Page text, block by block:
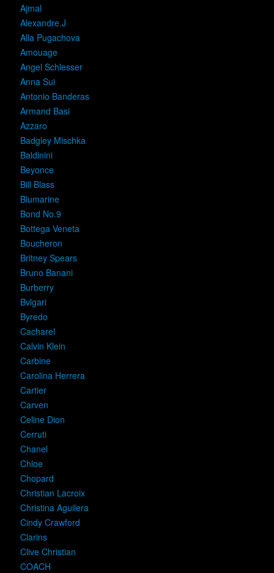
Ajmal
Alexandre.J
Alla Pugachova
Amouage
Angel Schlesser
Anna Sui
Antonio Banderas
Armand Basi
Azzaro
Badgley Mischka
Baldinini
Beyonce
Bill Blass
Blumarine
Bond No.9
Bottega Veneta
Boucheron
Britney Spears
Bruno Banani
Burberry
Bvlgari
Byredo
Cacharel
Calvin Klein
Carbine
Carolina Herrera
Cartier
Carven
Celine Dion
Cerruti
Chanel
Chloe
Chopard
Christian Lacroix
Christina Aguilera
Cindy Crawford
Clarins
Clive Christian
COACH